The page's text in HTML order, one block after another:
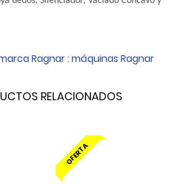
Ragnar:máquinas Ragnar
RELACIONADOS
OFERTA